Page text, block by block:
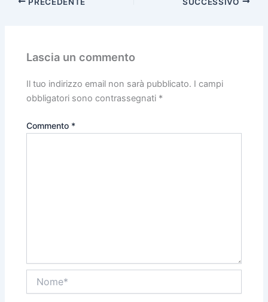
Lascia un commento
Il tuo indirizzo email non sarà pubblicato. I campi
obbligatori sono contrassegnati *
Commento *